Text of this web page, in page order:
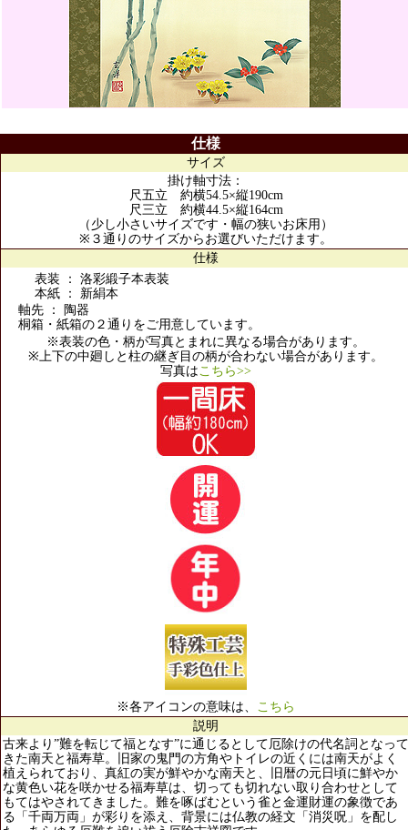
仕様
サイズ
掛け軸寸法：
尺五立 約横54.5×縦190cm
尺三立 約横44.5×縦164cm
（少し小さいサイズです・幅の狭いお床用）
※３通りのサイズからお選びいただけます。
仕様
表装 ： 洛彩緞子本表装
本紙 ： 新絹本
軸先 ： 陶器
桐箱・紙箱の２通りをご用意しています。
※表装の色・柄が写真とまれに異なる場合があります。
※上下の中廻しと柱の継ぎ目の柄が合わない場合があります。
写真はこちら>>
※各アイコンの意味は、 こちら
説明
古来より”難を転じて福となす”に通じるとして厄除けの代名詞となって
きた南天と福寿草。旧家の鬼門の方角やトイレの近くには南天がよく
植えられており、真紅の実が鮮やかな南天と、旧暦の元日頃に鮮やか
な黄色い花を咲かせる福寿草は、切っても切れない取り合わせとして
もてはやされてきました。難を啄ばむという雀と金運財運の象徴であ
る「千両万両」が彩りを添え、背景には仏教の経文「消災呪」を配し